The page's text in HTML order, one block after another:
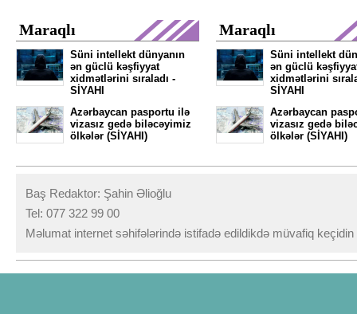
Maraqlı
Süni intellekt dünyanın
ən güclü kəşfiyyat
xidmətlərini sıraladı -
SİYAHI
Azərbaycan pasportu ilə
vizasız gedə biləcəyimiz
ölkələr (SİYAHI)
Maraqlı
Süni intellekt
ən güclü
xidmətlərini
SİYAHI
Azərbaycan
vizasız gedə
ölkələr (SİYAHI)
Baş Redaktor: Şahin Əlioğlu
Tel: 077 322 99 00
Məlumat internet səhifələrində istifadə edildikdə müvafiq keçidin